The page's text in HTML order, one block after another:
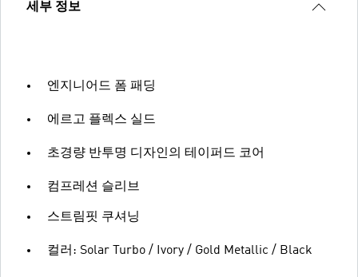
세부 정보
엔지니어드 폼 패딩
에르고 플렉스 실드
초경량 반투명 디자인의 테이퍼드 코어
컴프레션 슬리브
스트림핏 쿠셔닝
컬러: Solar Turbo / Ivory / Gold Metallic / Black